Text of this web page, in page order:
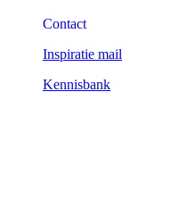
Contact
Inspiratie mail
Kennisbank